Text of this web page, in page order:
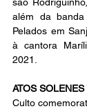
são
além da
Pelados em
à cantora
2021.
ATOS SOLENES
Culto